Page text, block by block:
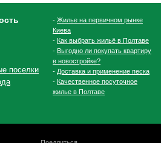
поселки
- Жилье на первичном рынке
Киева
- Как выбрать жильё в Полтаве
- Выгодно ли покупать квартиру
в новостройке?
- Доставка и применение песка
- Качественное посуточное
жилье в Полтаве